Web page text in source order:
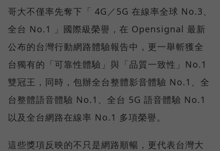
哥大不僅率先奪下「 4G／5G 在線率全球 No.3、
全台 No.1 」國際級榮譽，在 Opensignal 最新
公布的台灣行動網路體驗報告中，更一舉斬獲全
台獨有的「可靠性體驗」與「品質一致性」No.1
雙冠王，同時，包辦全台整體影音體驗 No.1、全
台整體語音體驗 No.1、全台 5G 語音體驗 No.1
以及全台網路在線率 No.1 多項榮譽。
這些獎項反映的不只是網路順暢，更代表台灣大